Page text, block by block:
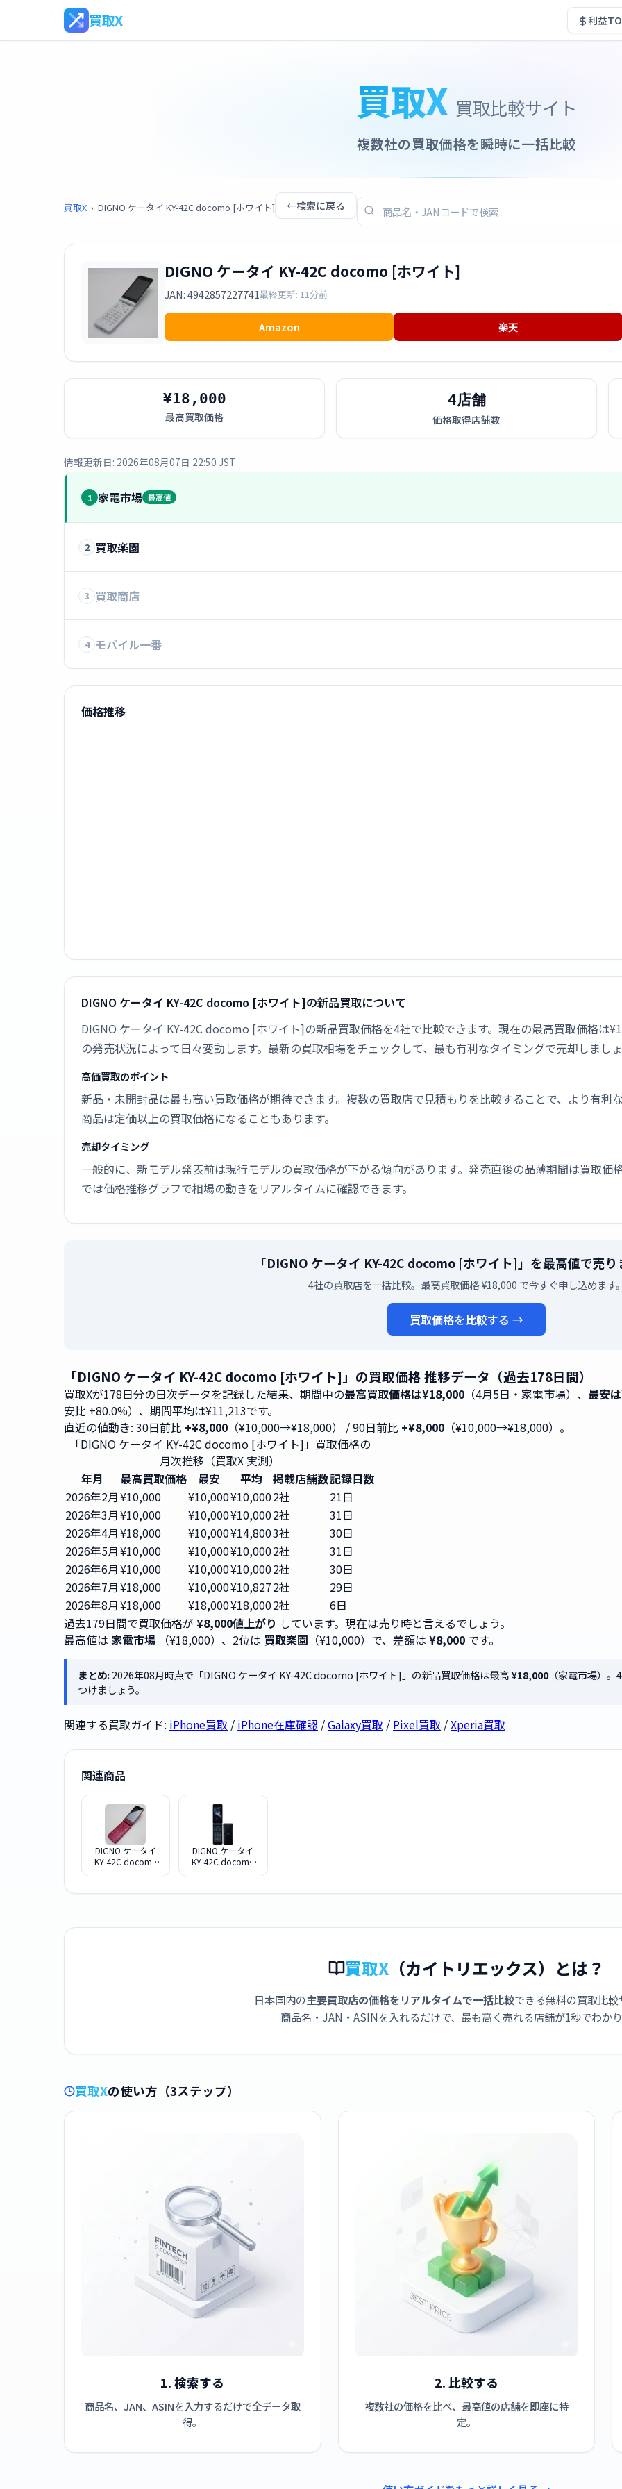
買取X 利益
買取X 買取比較サイト
複数社の買取価格を瞬時に一括比較
買取X › DIGNO ケータイ KY-42C docomo [ホワイト] ←検索に戻る
DIGNO ケータイ KY-42C docomo [ホワイト]
JAN: 4942857227741最終更新: 11分前
Amazon 楽天
¥18,000
最高買取価格
4店舗
価格取得店舗数
情報更新日: 2026年08月07日 22:50 JST
1 家電市場 最高値
2 買取楽園
3 買取商店
4 モバイル一番
価格推移
DIGNO ケータイ KY-42C docomo [ホワイト]の新品買取について
DIGNO ケータイ KY-42C docomo [ホワイト]の新品買取価格を4社で比較できます。現在の最高買取価格は
の発売状況によって日々変動します。最新の買取相場をチェックして、最も有利なタイミングで売却しましょ
高価買取のポイント
新品・未開封品は最も高い買取価格が期待できます。複数の買取店で見積もりを比較することで、より有利
商品は定価以上の買取価格になることもあります。
売却タイミング
一般的に、新モデル発表前は現行モデルの買取価格が下がる傾向があります。発売直後の品薄期間は買取価
では価格推移グラフで相場の動きをリアルタイムに確認できます。
「DIGNO ケータイ KY-42C docomo [ホワイト]」を最高値で売り
4社の買取店を一括比較。最高買取価格 ¥18,000 で今すぐ申し込めます。
買取価格を比較する →
「DIGNO ケータイ KY-42C docomo [ホワイト]」の買取価格 推移データ（過去178日間）
買取Xが178日分の日次データを記録した結果、期間中の最高買取価格は¥18,000 （4月5日・家電市場）、 最安
安比 +80.0%）、期間平均は¥11,213です。
直近の値動き: 30日前比 +¥8,000 （¥10,000→¥18,000） / 90日前比 +¥8,000 （¥10,000→¥18,000）。
「DIGNO ケータイ KY-42C docomo [ホワイト]」買取価格の
月次推移（買取X 実測）
年月
最高買取価格 最安 平均 掲載店舗数記録日数
2026年2月¥10,000 ¥10,000¥10,0002社
21日
2026年3月¥10,000 ¥10,000¥10,0002社
31日
2026年4月¥18,000 ¥10,000¥14,8003社
30日
2026年5月¥10,000 ¥10,000¥10,0002社
31日
2026年6月¥10,000 ¥10,000¥10,0002社
30日
2026年7月¥18,000 ¥10,000¥10,8272社
29日
2026年8月¥18,000 ¥18,000¥18,0002社
6日
過去179日間で買取価格が ¥8,000値上がり しています。現在は売り時と言えるでしょう。
最高値は 家電市場 （¥18,000）、2位は 買取楽園 （¥10,000）で、差額は ¥8,000 です。
まとめ:2026年08月時点で「DIGNO ケータイ KY-42C docomo [ホワイト]」の新品買取価格は最高¥18,000（家電市場）。
つけましょう。
関連する買取ガイド: iPhone買取 / iPhone在庫確認 /Galaxy買取 / Pixel買取 /Xperia買取
関連商品
DIGNO ケータイ
KY-42C docomo
DIGNO ケータイ
KY-42C docomo
買取X （カイトリエックス）とは？
日本国内の主要買取店の価格をリアルタイムで一括比較できる無料の買取比較
商品名・JAN・ASINを入れるだけで、最も高く売れる店舗が1秒でわかり
買取Xの使い方（3ステップ）
1. 検索する
商品名、JAN、ASINを入力するだけで全データ取
得。
2. 比較する
複数社の価格を比べ、最高値の店舗を即座に特
定。